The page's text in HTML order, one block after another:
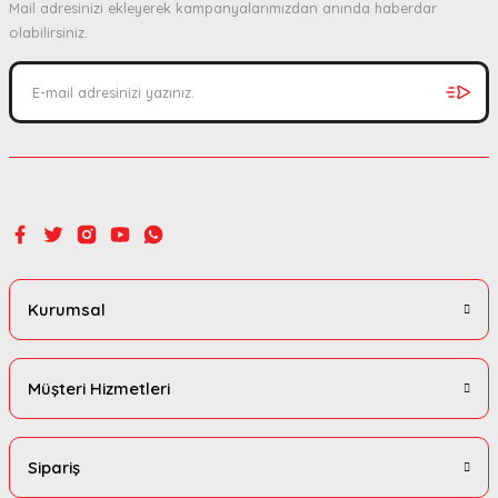
Ürün bilgilerinde hatalar bulunuyor.
Mail adresinizi ekleyerek kampanyalarımızdan anında haberdar
olabilirsiniz.
Kurumsal
Müşteri Hizmetleri
Sipariş